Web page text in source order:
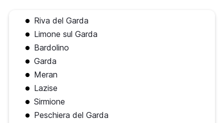
Riva del Garda
Limone sul Garda
Bardolino
Garda
Meran
Lazise
Sirmione
Peschiera del Garda